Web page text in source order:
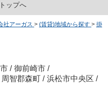
ップへ
社アーガス > (賃貸)地域から探す > 掛
/ 御前崎市 /
周智郡森町 / 浜松市中央区 /